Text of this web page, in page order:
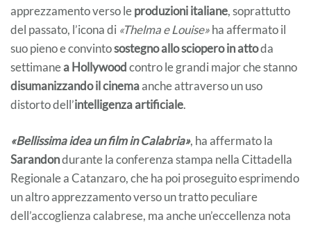
apprezzamento verso leproduzioni italiane, soprattutto
del passato, l’icona di «Thelma e Louise»ha affermato il
suo pieno e convintosostegno allo sciopero in attoda
settimanea Hollywoodcontro le grandi major che stanno
disumanizzando il cinemaanche attraverso un uso
distorto dell’intelligenza artificiale.
«Bellissima idea un film in Calabria», ha affermato la
Sarandondurante la conferenza stampa nella Cittadella
Regionale a Catanzaro, che ha poi proseguito esprimendo
un altro apprezzamento verso un tratto peculiare
dell’accoglienza calabrese, ma anche un’eccellenza nota